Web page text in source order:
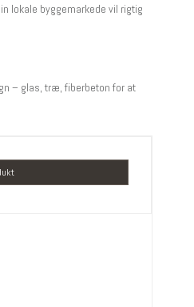
lokale byggemarkede vil rigtig
– glas, træ, fiberbeton for at